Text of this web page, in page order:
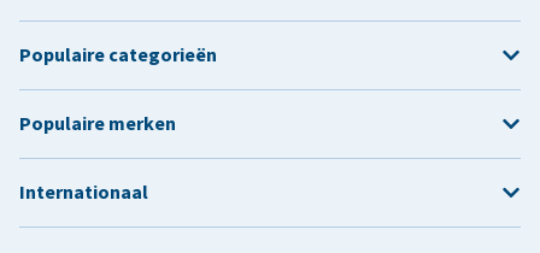
Populaire categorieën
Populaire merken
Internationaal